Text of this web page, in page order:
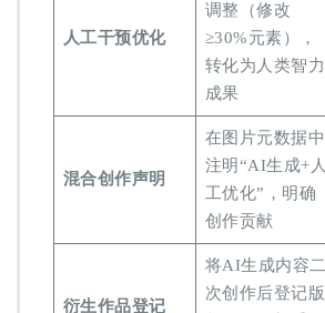
​人工干预优化​
调整（修改
≥30%元素），
转化为人类智力
成果
​混合创作声明​
在图片元数据中
注明“AI生成+人
工优化”，明确
创作贡献
​衍生作品登记​
将AI生成内容二
次创作后登记版